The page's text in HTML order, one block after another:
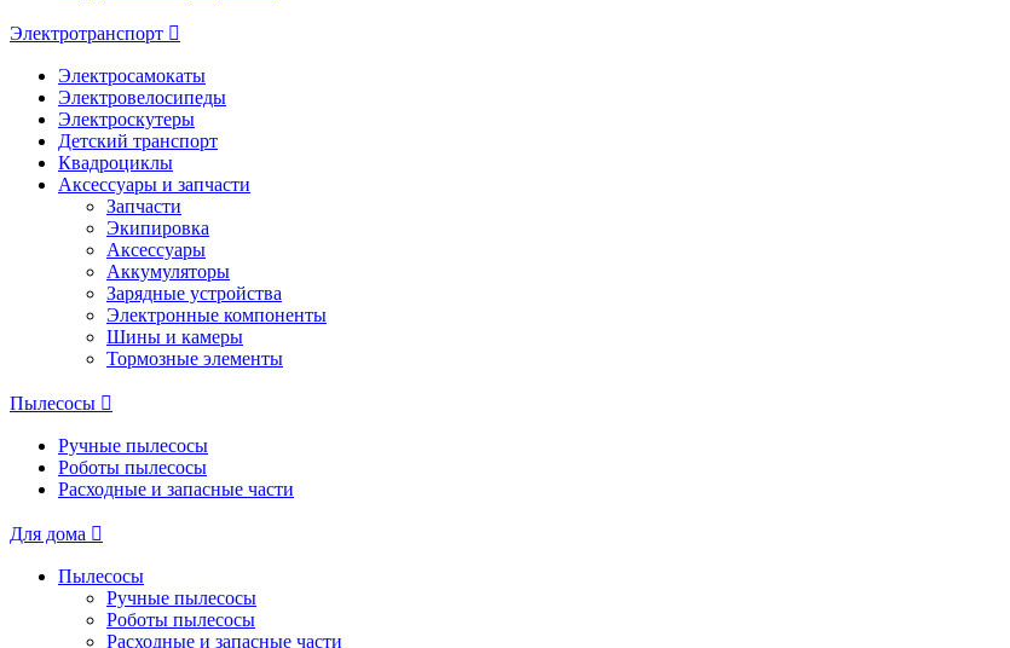
Электротранспорт
Электросамокаты
Электровелосипеды
Электроскутеры
Детский транспорт
Квадроциклы
Аксессуары и запчасти
Запчасти
Экипировка
Аксессуары
Аккумуляторы
Зарядные устройства
Электронные компоненты
Шины и камеры
Тормозные элементы
Пылесосы
Ручные пылесосы
Роботы пылесосы
Расходные и запасные части
Для дома
Пылесосы
Ручные пылесосы
Роботы пылесосы
Расходные и запасные части